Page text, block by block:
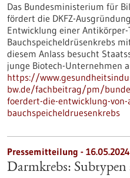
Das Bundesministerium für
fördert die DKFZ-
Entwicklung einer Antikörper-
Bauchspeicheldrüsenkrebs
diesem Anlass besucht
junge Biotech-Unternehmen
https://
bw.de/fachbeitrag/pm/
foerdert-die-entwicklung-
bauchspeicheldruesenkrebs
Pressemitteilung - 16.05.2024
Darmkrebs: Subtypen